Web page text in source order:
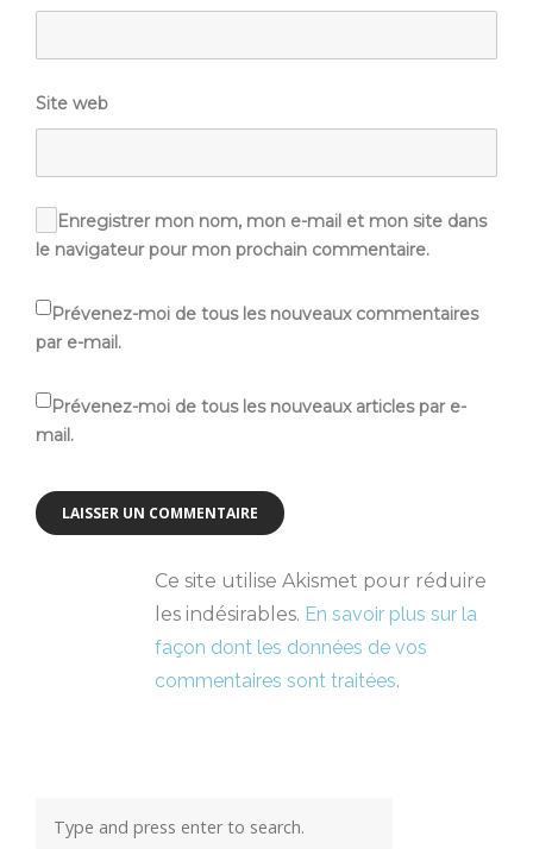
Site web
Enregistrer mon nom, mon e-mail et mon site dans
le navigateur pour mon prochain commentaire.
Prévenez-moi de tous les nouveaux commentaires
par e-mail.
Prévenez-moi de tous les nouveaux articles par e-
mail.
Ce site utilise Akismet pour réduire
les indésirables. En savoir plus sur la
façon dont les données de vos
commentaires sont traitées.